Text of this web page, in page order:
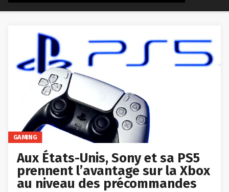
GAMING
Aux États-Unis, Sony et sa PS5
prennent l’avantage sur la Xbox
au niveau des précommandes